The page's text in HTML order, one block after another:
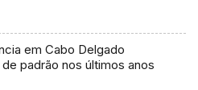
em Cabo Delgado
padrão nos últimos anos